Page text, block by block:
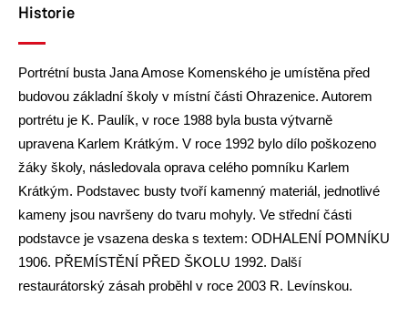
Historie
Portrétní busta Jana Amose Komenského je umístěna před
budovou základní školy v místní části Ohrazenice. Autorem
portrétu je K. Paulík, v roce 1988 byla busta výtvarně
upravena Karlem Krátkým. V roce 1992 bylo dílo poškozeno
žáky školy, následovala oprava celého pomníku Karlem
Krátkým. Podstavec busty tvoří kamenný materiál, jednotlivé
kameny jsou navršeny do tvaru mohyly. Ve střední části
podstavce je vsazena deska s textem: ODHALENÍ POMNÍKU
1906. PŘEMÍSTĚNÍ PŘED ŠKOLU 1992. Další
restaurátorský zásah proběhl v roce 2003 R. Levínskou.